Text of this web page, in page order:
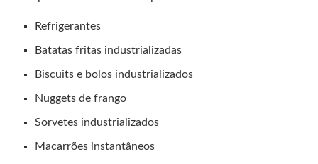
Refrigerantes
Batatas fritas industrializadas
Biscuits e bolos industrializados
Nuggets de frango
Sorvetes industrializados
Macarrões instantâneos